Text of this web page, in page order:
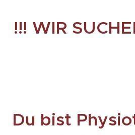
!!! WIR
Du bist